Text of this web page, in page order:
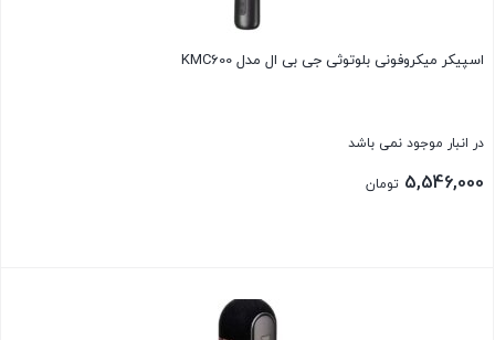
اسپیکر میکروفونی بلوتوثی جی بی ال مدل KMC600
در انبار موجود نمی باشد
5,546,000 تومان